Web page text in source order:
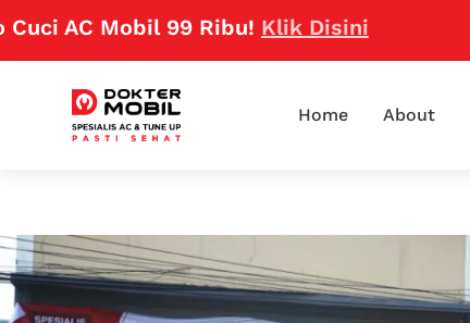
AC Mobil 99 Ribu!Klik Disini
Home About